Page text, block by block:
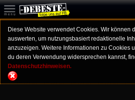
Diese Website verwendet Cookies. Wir können
auswerten, um nutzungsbasiert redaktionelle
anzuzeigen. Weitere Informationen zu Cookies
du deren Verwendung widersprechen kannst,
Datenschutzhinweisen.